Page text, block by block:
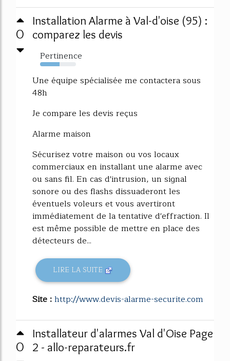
0
Installation Alarme à Val-d'oise (95) :
comparez les devis
Pertinence
54%
Une équipe spécialisée me contactera sous
48h
Je compare les devis reçus
Alarme maison
Sécurisez votre maison ou vos locaux
commerciaux en installant une alarme avec
ou sans fil. En cas d'intrusion, un signal
sonore ou des flashs dissuaderont les
éventuels voleurs et vous avertiront
immédiatement de la tentative d'effraction. Il
est même possible de mettre en place des
détecteurs de...
LIRE LA SUITE
Site :http://www.devis-alarme-securite.com
0
Installateur d'alarmes Val d'Oise Page
2 - allo-reparateurs.fr